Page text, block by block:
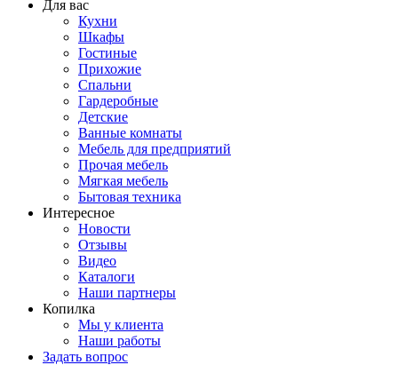
Для вас
Кухни
Шкафы
Гостиные
Прихожие
Спальни
Гардеробные
Детские
Ванные комнаты
Мебель для предприятий
Прочая мебель
Мягкая мебель
Бытовая техника
Интересное
Новости
Отзывы
Видео
Каталоги
Наши партнеры
Копилка
Мы у клиента
Наши работы
Задать вопрос